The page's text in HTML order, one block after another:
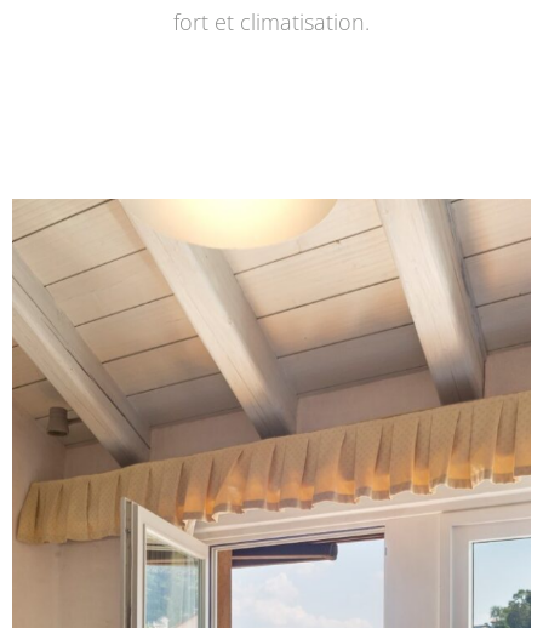
fort et climatisation.